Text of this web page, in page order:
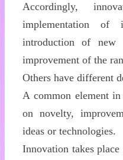
Accordingly,
implementation
introduction of new
improvement of the
Others have different
A common element
on novelty,
ideas or technologies.
Innovation takes